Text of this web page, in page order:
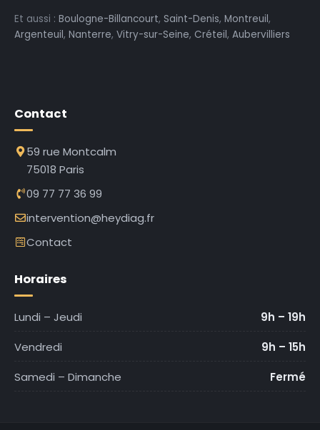
Et aussi : Boulogne-Billancourt, Saint-Denis, Montreuil,
Argenteuil, Nanterre, Vitry-sur-Seine, Créteil, Aubervilliers
Contact
59 rue Montcalm
75018 Paris
09 77 77 36 99
intervention@heydiag.fr
Contact
Horaires
Lundi – Jeudi
9h – 19h
Vendredi
9h – 15h
Samedi – Dimanche
Fermé